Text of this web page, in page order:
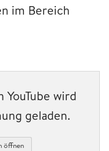
im Bereich
wird
geladen.
öffnen